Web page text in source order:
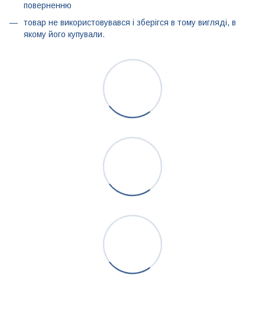
поверненню
товар не використовувався і зберігся в тому вигляді, в
якому його купували.